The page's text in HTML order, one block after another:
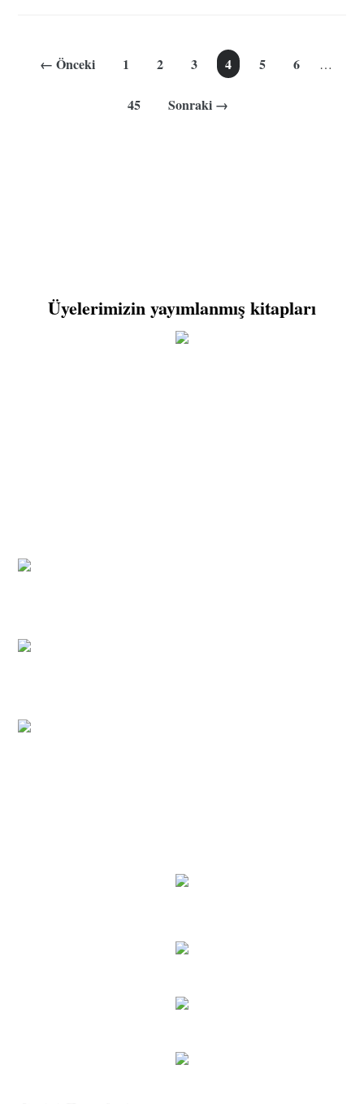
← Önceki 1 2 3 4 5 6 …
45 Sonraki →
Üyelerimizin yayımlanmış kitapları